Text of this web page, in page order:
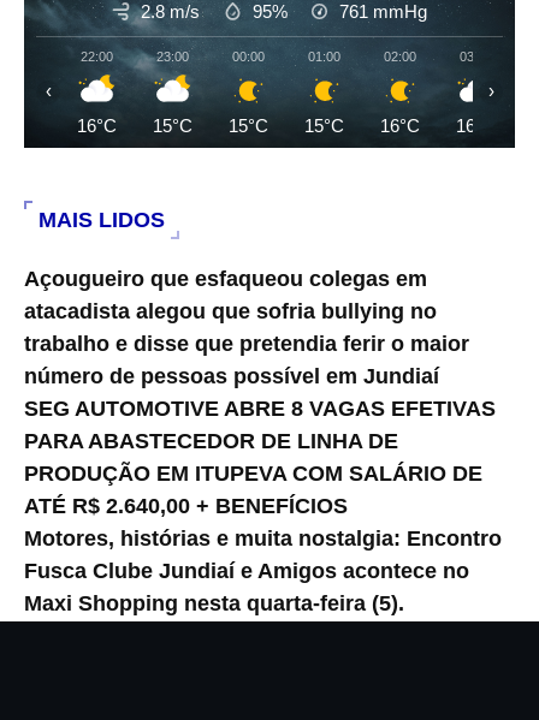
2.8 m/s 95% 761 mmHg
22:00
16°C
23:00
15°C
00:00
15°C
01:00
15°C
02:00
16°C
03:00
16°C
‹ ›
MAIS LIDOS
Açougueiro que esfaqueou colegas em
atacadista alegou que sofria bullying no
trabalho e disse que pretendia ferir o maior
número de pessoas possível em Jundiaí
SEG AUTOMOTIVE ABRE 8 VAGAS EFETIVAS
PARA ABASTECEDOR DE LINHA DE
PRODUÇÃO EM ITUPEVA COM SALÁRIO DE
ATÉ R$ 2.640,00 + BENEFÍCIOS
Motores, histórias e muita nostalgia: Encontro
Fusca Clube Jundiaí e Amigos acontece no
Maxi Shopping nesta quarta-feira (5).